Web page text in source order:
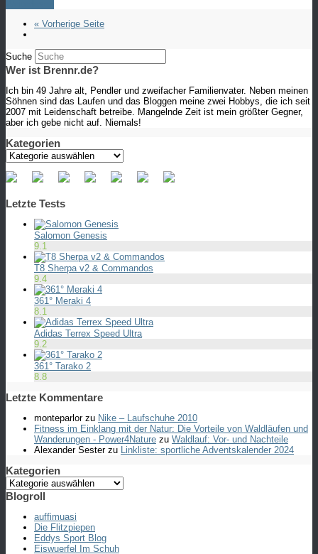
« Vorherige Seite
Suche
Wer ist Brennr.de?
Ich bin 49 Jahre alt, Pendler und zweifacher Familienvater. Neben meinen
Söhnen sind das Laufen und das Bloggen meine zwei Hobbys, die ich seit
2007 mit Leidenschaft betreibe. Mangelnde Zeit ist mein größter Gegner,
aber ich gebe nicht auf. Niemals!
Kategorien
Kategorien
Letzte Tests
Salomon Genesis
9.1
T8 Sherpa v2 & Commandos
9.4
361° Meraki 4
8.1
Adidas Terrex Speed Ultra
9.2
361° Tarako 2
8.8
Letzte Kommentare
monteparlorzu Nike – Laufschuhe 2010
Fitness im Einklang mit der Natur: Die Vorteile von Waldläufen und
Wanderungen - Power4Nature zu Waldlauf: Vor- und Nachteile
Alexander Sesterzu Linkliste: sportliche Adventskalender 2024
Kategorien
Kategorien
Blogroll
auffimuasi
Die Flitzpiepen
Eddys Sport Blog
Eiswuerfel Im Schuh